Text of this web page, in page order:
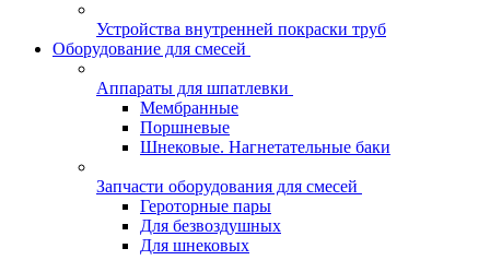
Устройства внутренней покраски труб
Оборудование для смесей
Аппараты для шпатлевки
Мембранные
Поршневые
Шнековые. Нагнетательные баки
Запчасти оборудования для смесей
Героторные пары
Для безвоздушных
Для шнековых